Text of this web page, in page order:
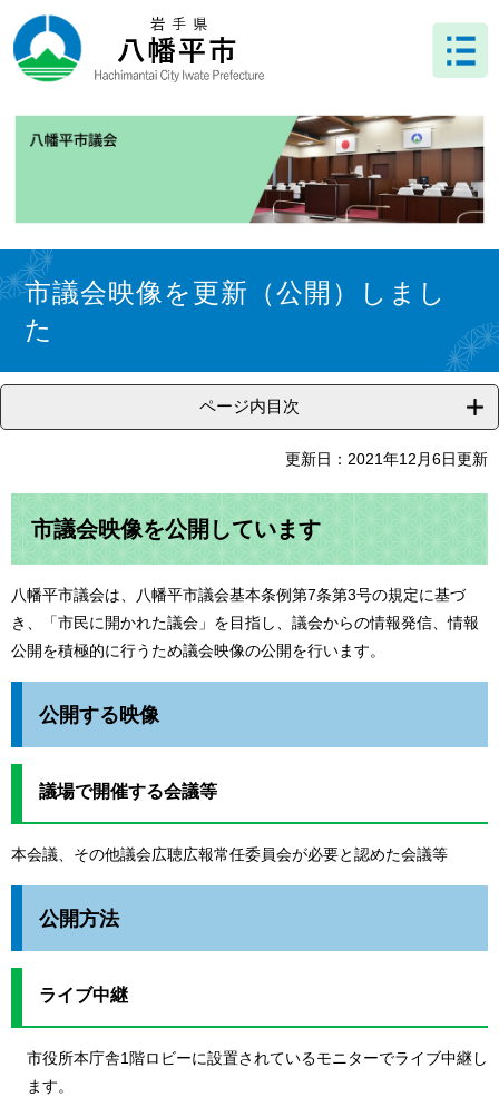
ー
ジ
ニ
ュ
文 市議会映像を更新（公開）しまし
た
ページ内目次
更新日：2021年12月6日更新
市議会映像を公開しています
八幡平市議会は、八幡平市議会基本条例第7条第3号の規定に基づ
き、「市民に開かれた議会」を目指し、議会からの情報発信、情報
公開を積極的に行うため議会映像の公開を行います。
公開する映像
議場で開催する会議等
本会議、その他議会広聴広報常任委員会が必要と認めた会議等
公開方法
ライブ中継
市役所本庁舎1階ロビーに設置されているモニターでライブ中継し
ます。